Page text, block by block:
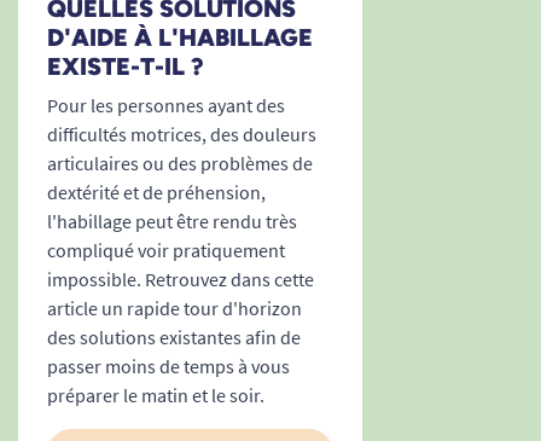
10/07/2025
Parfait
L. Michel
1 3
QUELLES SOLUTIONS
D'AIDE À L'HABILLAGE
EXISTE-T-IL ?
Pour les personnes ayant des
difficultés motrices, des douleurs
articulaires ou des problèmes de
dextérité et de préhension,
l'habillage peut être rendu très
compliqué voir pratiquement
impossible. Retrouvez dans cette
article un rapide tour d'horizon
des solutions existantes afin de
passer moins de temps à vous
préparer le matin et le soir.